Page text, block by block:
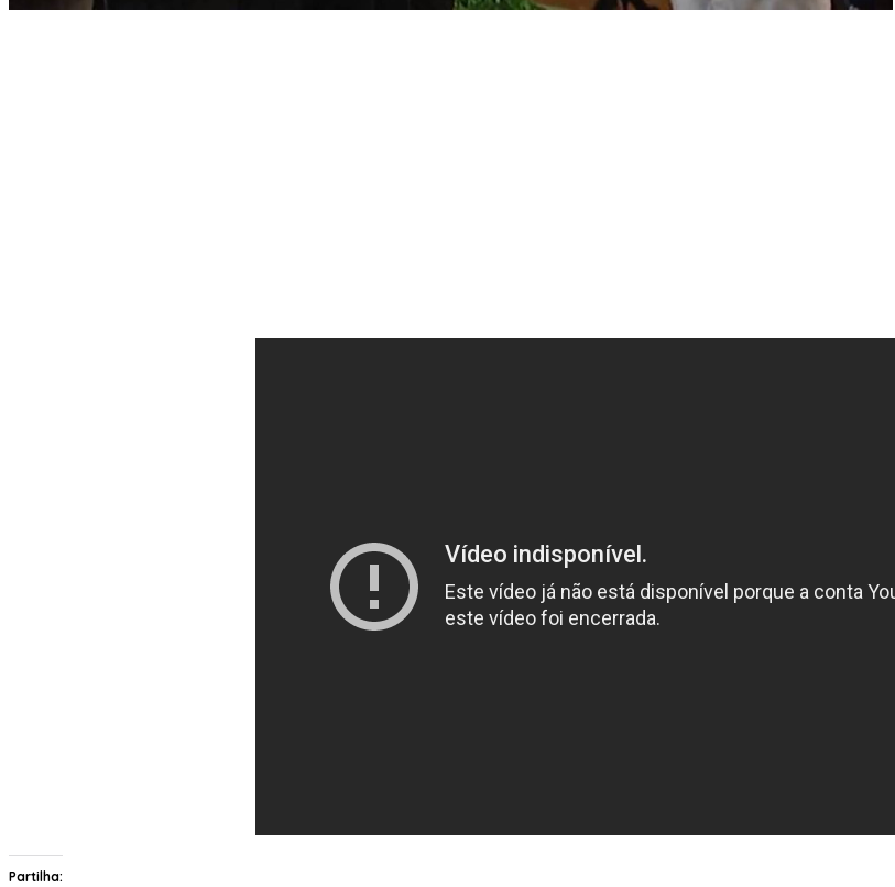
Partilha: